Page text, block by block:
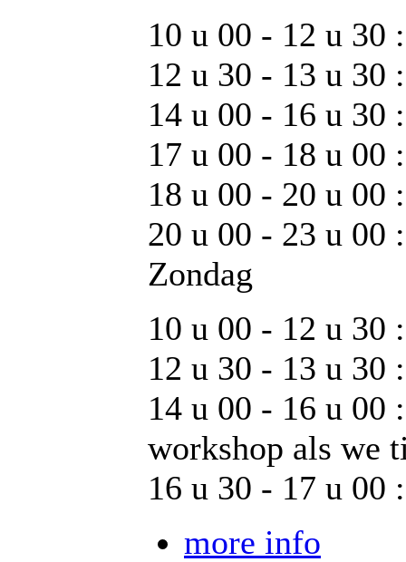
10 u 00 - 12 u 30
12 u 30 - 13 u 30
14 u 00 - 16 u 30
17 u 00 - 18 u
18 u 00 - 20 u 00
20 u 00 - 23 u
Zondag
10 u 00 - 12 u 30
12 u 30 - 13 u 30
14 u 00 - 16 u 00
workshop als we
16 u 30 - 17 u 00
more info